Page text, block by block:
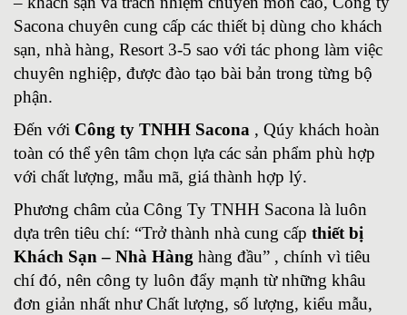
Sacona chuyên cung cấp các thiết bị dùng cho khách
sạn, nhà hàng, Resort 3-5 sao với tác phong làm việc
chuyên nghiệp, được đào tạo bài bản trong từng bộ
phận.
Đến với Công ty TNHH Sacona , Qúy khách hoàn
toàn có thể yên tâm chọn lựa các sản phẩm phù hợp
với chất lượng, mẫu mã, giá thành hợp lý.
Phương châm của Công Ty TNHH Sacona là luôn
dựa trên tiêu chí: “Trở thành nhà cung cấp thiết bị
Khách Sạn – Nhà Hàng hàng đầu” , chính vì tiêu
chí đó, nên công ty luôn đẩy mạnh từ những khâu
đơn giản nhất như Chất lượng, số lượng, kiểu mẫu,